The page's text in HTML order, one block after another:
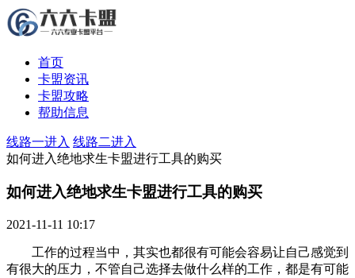
首页
卡盟资讯
卡盟攻略
帮助信息
线路一进入 线路二进入
如何进入绝地求生卡盟进行工具的购买
如何进入绝地求生卡盟进行工具的购买
2021-11-11 10:17
工作的过程当中，其实也都很有可能会容易让自己感觉到
有很大的压力，不管自己选择去做什么样的工作，都是有可能